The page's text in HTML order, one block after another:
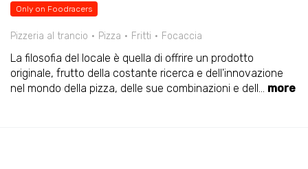
Only on Foodracers
Pizzeria al trancio Pizza Fritti Focaccia
La filosofia del locale è quella di offrire un prodotto
originale, frutto della costante ricerca e dell'innovazione
nel mondo della pizza, delle sue combinazioni e dell... more